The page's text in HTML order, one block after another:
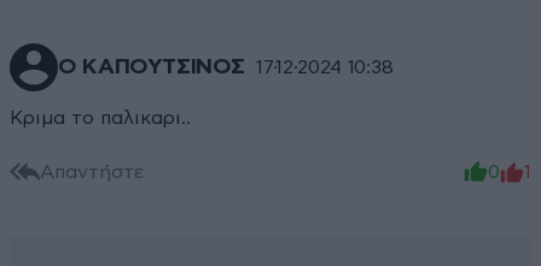
Ο ΚΑΠΟΥΤΣΙΝΟΣ 17·12·2024 10:38
Κριμα το παλικαρι..
Απαντήστε 0 1